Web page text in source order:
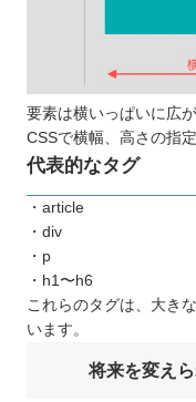
要素は横いっぱいに広
CSSで横幅、高さの指
代表的なタグ
・article
・div
・p
・h1〜h6
これらのタグは、大き
います。
将来を変え